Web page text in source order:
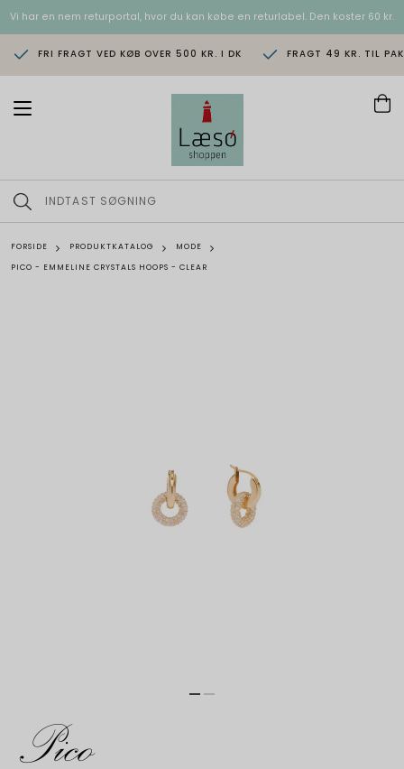
Vi har en nem returportal, hvor du kan købe en returlabel. Den koster 60 kr.
FRI FRAGT VED KØB OVER 500 KR. I DK FRAGT 49 KR. TIL
T
n
a
i
g
FORSIDE PRODUKTKATALOG
MODE
PICO - EMMELINE CRYSTALS HOOPS - CLEAR